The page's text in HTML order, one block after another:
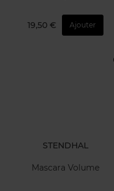
19,50 € Ajouter
STENDHAL
Mascara Volume